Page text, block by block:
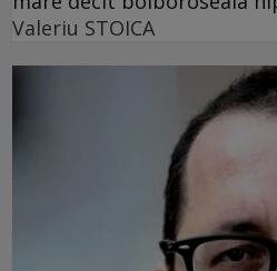
Valeriu STOICA